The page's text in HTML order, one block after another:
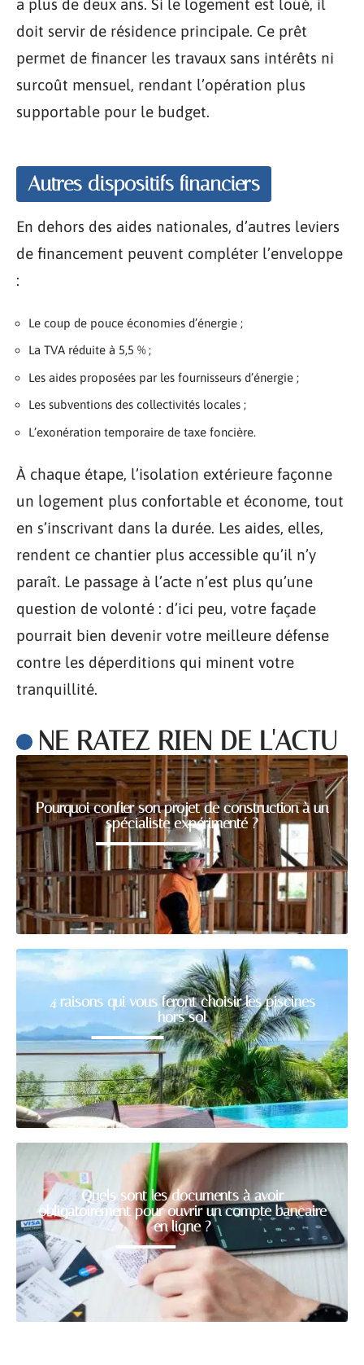
a plus de deux ans. Si le logement est loué, il
doit servir de résidence principale. Ce prêt
permet de financer les travaux sans intérêts ni
surcoût mensuel, rendant l’opération plus
supportable pour le budget.
Autres dispositifs financiers
En dehors des aides nationales, d’autres leviers
de financement peuvent compléter l’enveloppe
:
Le coup de pouce économies d’énergie ;
La TVA réduite à 5,5 % ;
Les aides proposées par les fournisseurs d’énergie ;
Les subventions des collectivités locales ;
L’exonération temporaire de taxe foncière.
À chaque étape, l’isolation extérieure façonne
un logement plus confortable et économe, tout
en s’inscrivant dans la durée. Les aides, elles,
rendent ce chantier plus accessible qu’il n’y
paraît. Le passage à l’acte n’est plus qu’une
question de volonté : d’ici peu, votre façade
pourrait bien devenir votre meilleure défense
contre les déperditions qui minent votre
tranquillité.
NE RATEZ RIEN DE L'ACTU
Pourquoi confier son projet de construction à un
spécialiste expérimenté ?
4 raisons qui vous feront choisir les piscines
hors sol
Quels sont les documents à avoir
obligatoirement pour ouvrir un compte bancaire
en ligne ?